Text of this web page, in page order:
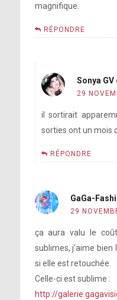
magnifique.
RÉPONDRE
Sonya GV
29
il sortirait
sorties ont un mois
RÉPONDRE
GaGa-
29
ça aura valu le
sublimes, j’aime
si elle est retouchée.
Celle-ci est sublime :
http://